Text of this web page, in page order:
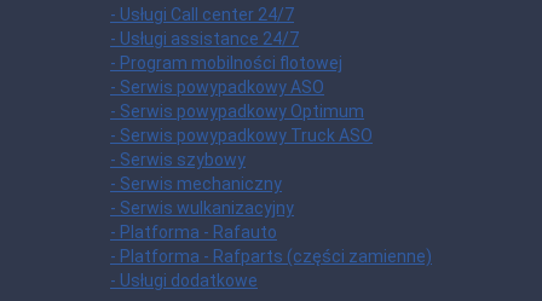
- Usługi Call center 24/7
- Usługi assistance 24/7
- Program mobilności flotowej
- Serwis powypadkowy ASO
- Serwis powypadkowy Optimum
- Serwis powypadkowy Truck ASO
- Serwis szybowy
- Serwis mechaniczny
- Serwis wulkanizacyjny
- Platforma - Rafauto
- Platforma - Rafparts (części zamienne)
- Usługi dodatkowe